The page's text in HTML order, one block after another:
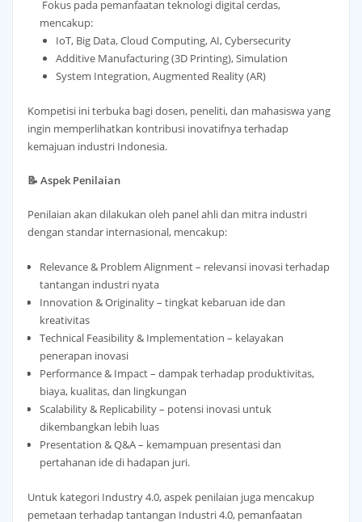
Fokus pada pemanfaatan teknologi digital cerdas,
mencakup:
IoT, Big Data, Cloud Computing, AI, Cybersecurity
Additive Manufacturing (3D Printing), Simulation
System Integration, Augmented Reality (AR)
Kompetisi ini terbuka bagi dosen, peneliti, dan mahasiswa yang
ingin memperlihatkan kontribusi inovatifnya terhadap
kemajuan industri Indonesia.
📝 Aspek Penilaian
Penilaian akan dilakukan oleh panel ahli dan mitra industri
dengan standar internasional, mencakup:
Relevance & Problem Alignment – relevansi inovasi terhadap
tantangan industri nyata
Innovation & Originality – tingkat kebaruan ide dan
kreativitas
Technical Feasibility & Implementation – kelayakan
penerapan inovasi
Performance & Impact – dampak terhadap produktivitas,
biaya, kualitas, dan lingkungan
Scalability & Replicability – potensi inovasi untuk
dikembangkan lebih luas
Presentation & Q&A – kemampuan presentasi dan
pertahanan ide di hadapan juri.
Untuk kategori Industry 4.0, aspek penilaian juga mencakup
pemetaan terhadap tantangan Industri 4.0, pemanfaatan